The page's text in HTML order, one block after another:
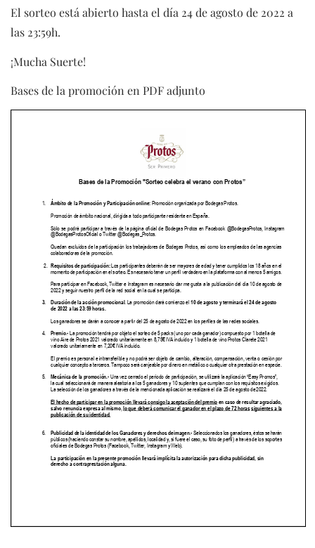
El sorteo está abierto hasta el día 24 de agosto de 2022 a
las 23:59h.
¡Mucha Suerte!
Bases de la promoción en PDF adjunto